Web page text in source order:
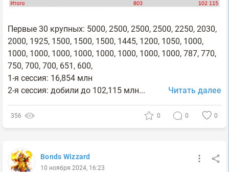
Первые 30 крупных: 5000, 2500, 2500, 2500, 2250, 2030,
2000, 1925, 1500, 1500, 1500, 1445, 1200, 1050, 1000,
1000, 1000, 1000, 1000, 1000, 1000, 1000, 1000, 787, 770,
750, 700, 700, 651, 600,
1-я сессия: 16,854 млн
2-я сессия: добили до 102,115 млн...
Читать далее
356 0 0 0
Bonds Wizzard
10 ноября 2024, 16:23